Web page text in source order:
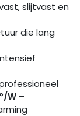
slijtvast en
die lang
W –